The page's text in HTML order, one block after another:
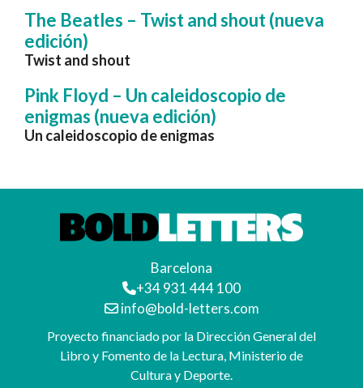
The Beatles – Twist and shout (nueva
edición)
Twist and shout
Pink Floyd – Un caleidoscopio de
enigmas (nueva edición)
Un caleidoscopio de enigmas
Barcelona
+34 931 444 100
info@bold-letters.com
Proyecto financiado por la Dirección General del
Libro y Fomento de la Lectura, Ministerio de
Cultura y Deporte.